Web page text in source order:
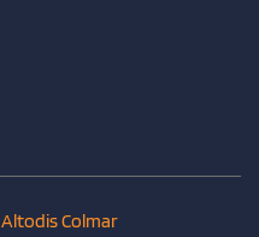
Altodis Colmar